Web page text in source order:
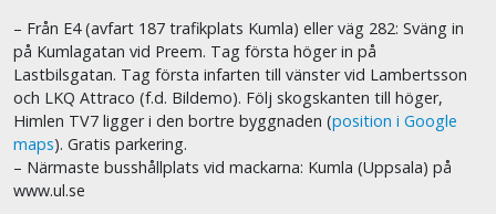
– Från E4 (avfart 187 trafikplats Kumla) eller väg 282: Sväng in
på Kumlagatan vid Preem. Tag första höger in på
Lastbilsgatan. Tag första infarten till vänster vid Lambertsson
och LKQ Attraco (f.d. Bildemo). Följ skogskanten till höger,
Himlen TV7 ligger i den bortre byggnaden (position i Google
maps). Gratis parkering.
– Närmaste busshållplats vid mackarna: Kumla (Uppsala) på
www.ul.se